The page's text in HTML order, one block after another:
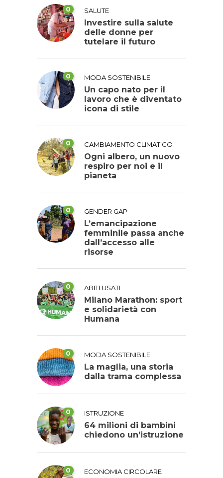
0 SALUTE
Investire sulla salute
delle donne per
tutelare il futuro
0 MODA SOSTENIBILE
Un capo nato per il
lavoro che è diventato
icona di stile
0 CAMBIAMENTO CLIMATICO
Ogni albero, un nuovo
respiro per noi e il
pianeta
0 GENDER GAP
L’emancipazione
femminile passa anche
dall’accesso alle
risorse
0 ABITI USATI
Milano Marathon: sport
e solidarietà con
Humana
0 MODA SOSTENIBILE
La maglia, una storia
dalla trama complessa
0 ISTRUZIONE
64 milioni di bambini
chiedono un’istruzione
0 ECONOMIA CIRCOLARE